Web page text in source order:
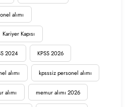
alımı
Kariyer Kapısı
2024 KPSS 2026
alımı kpsssiz personel alımı
alımı memur alımı 2026